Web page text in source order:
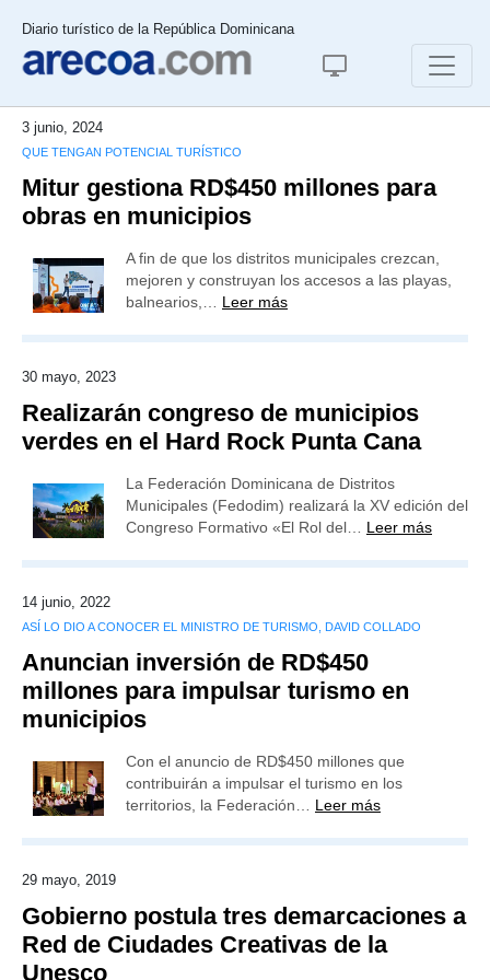
Diario turístico de la República Dominicana
3 junio, 2024
QUE TENGAN POTENCIAL TURÍSTICO
Mitur gestiona RD$450 millones para
obras en municipios
A fin de que los distritos municipales crezcan,
mejoren y construyan los accesos a las playas,
balnearios,… Leer más
30 mayo, 2023
Realizarán congreso de municipios
verdes en el Hard Rock Punta Cana
La Federación Dominicana de Distritos
Municipales (Fedodim) realizará la XV edición del
Congreso Formativo «El Rol del… Leer más
14 junio, 2022
ASÍ LO DIO A CONOCER EL MINISTRO DE TURISMO, DAVID COLLADO
Anuncian inversión de RD$450
millones para impulsar turismo en
municipios
Con el anuncio de RD$450 millones que
contribuirán a impulsar el turismo en los
territorios, la Federación… Leer más
29 mayo, 2019
Gobierno postula tres demarcaciones a
Red de Ciudades Creativas de la
Unesco